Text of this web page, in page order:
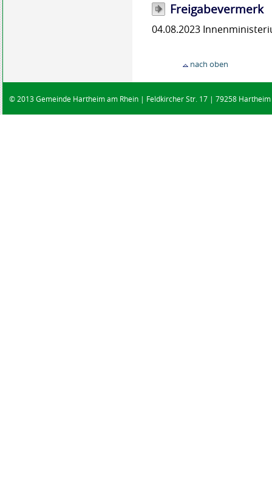
Freigabevermerk
04.08.2023
nach oben
© 2013 Gemeinde Hartheim am Rhein | Feldkircher Str. 17 | 79258